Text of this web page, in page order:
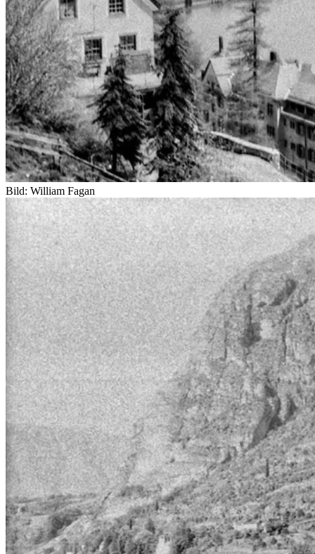
Bild: William Fagan